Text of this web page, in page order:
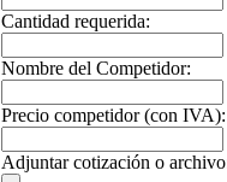
Cantidad requerida:
Nombre del Competidor:
Precio competidor (con IVA):
Adjuntar cotización o